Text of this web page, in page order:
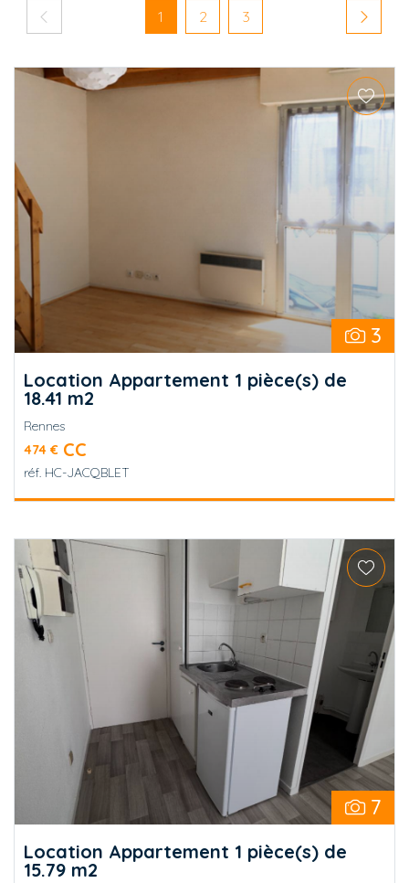
Pagination
Page précédente Page courante
1 Page
2 Page
3 Page
3
Location Appartement 1 pièce(s) de
18.41 m2
Rennes
474 € CC
réf. HC-JACQBLET
7
Location Appartement 1 pièce(s) de
15.79 m2